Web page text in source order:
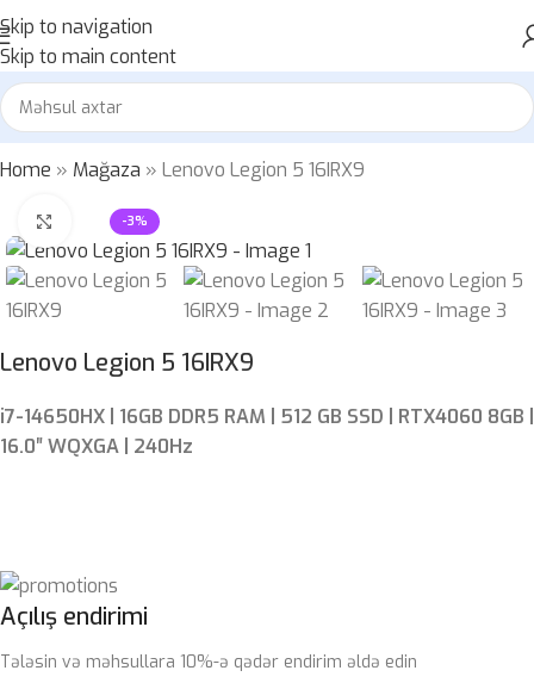
Skip to navigation
Skip to main content
Home » Mağaza » Lenovo Legion 5 16IRX9
-3%
Böyütmək üçün klikləyin
Lenovo Legion 5 16IRX9
i7-14650HX | 16GB DDR5 RAM | 512 GB SSD | RTX4060 8GB |
16.0″ WQXGA | 240Hz
Açılış endirimi
Tələsin və məhsullara 10%-ə qədər endirim əldə edin